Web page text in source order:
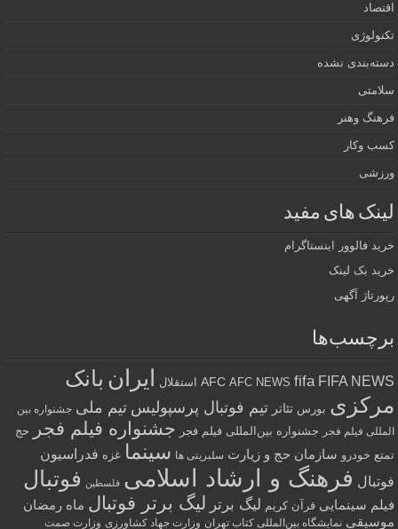
اقتصاد
تکنولوژی
دسته‌بندی نشده
سلامتی
فرهنگ وهنر
کسب وکار
ورزشی
لینک های مفید
خرید فالوور اینستاگرام
خرید بک لینک
رپورتاژ آگهی
برچسب‌ها
AFC AFC NEWS fifa FIFA NEWS استقلال ایران بانک
مرکزی بورس تئاتر تیم فوتبال پرسپولیس تیم ملی جشنواره بین
المللی فیلم فجر جشنواره بین‌المللی فیلم فجر جشنواره فیلم فجر
حج
تمتع خودرو سازمان حج و زیارت سلبریتی ها سینما غزه فدراسیون
فوتبال فرهنگ و ارشاد اسلامی فلسطین فوتبال
فیلم سینمایی قرآن کریم لیگ برتر لیگ برتر فوتبال ماه رمضان
موسیقی نمایشگاه بین‌المللی کتاب تهران وزارت جهاد کشاورزی وزارت صمت